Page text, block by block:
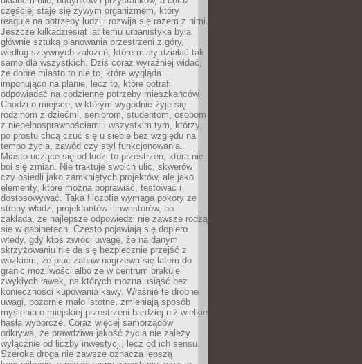
częściej staje się żywym organizmem, który
reaguje na potrzeby ludzi i rozwija się razem z nimi.
Jeszcze kilkadziesiąt lat temu urbanistyka była
głównie sztuką planowania przestrzeni z góry,
według sztywnych założeń, które miały działać tak
samo dla wszystkich. Dziś coraz wyraźniej widać,
że dobre miasto to nie to, które wygląda
imponująco na planie, lecz to, które potrafi
odpowiadać na codzienne potrzeby mieszkańców.
Chodzi o miejsce, w którym wygodnie żyje się
rodzinom z dziećmi, seniorom, studentom, osobom
z niepełnosprawnościami i wszystkim tym, którzy
po prostu chcą czuć się u siebie bez względu na
tempo życia, zawód czy styl funkcjonowania.
Miasto uczące się od ludzi to przestrzeń, która nie
boi się zmian. Nie traktuje swoich ulic, skwerów
czy osiedli jako zamkniętych projektów, ale jako
elementy, które można poprawiać, testować i
dostosowywać. Taka filozofia wymaga pokory ze
strony władz, projektantów i inwestorów, bo
zakłada, że najlepsze odpowiedzi nie zawsze rodzą
się w gabinetach. Często pojawiają się dopiero
wtedy, gdy ktoś zwróci uwagę, że na danym
skrzyżowaniu nie da się bezpiecznie przejść z
wózkiem, że plac zabaw nagrzewa się latem do
granic możliwości albo że w centrum brakuje
zwykłych ławek, na których można usiąść bez
konieczności kupowania kawy. Właśnie te drobne
uwagi, pozornie mało istotne, zmieniają sposób
myślenia o miejskiej przestrzeni bardziej niż wielkie
hasła wyborcze. Coraz więcej samorządów
odkrywa, że prawdziwa jakość życia nie zależy
wyłącznie od liczby inwestycji, lecz od ich sensu.
Szeroka droga nie zawsze oznacza lepszą